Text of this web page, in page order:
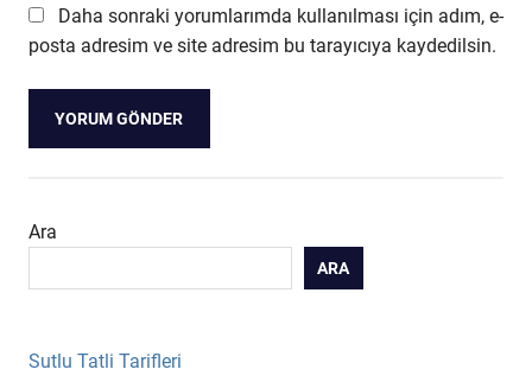
Daha sonraki yorumlarımda kullanılması için adım, e-
posta adresim ve site adresim bu tarayıcıya kaydedilsin.
Ara
ARA
Sutlu Tatli Tarifleri